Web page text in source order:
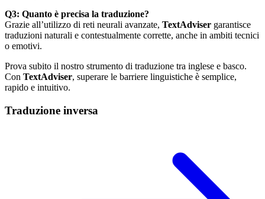
Q3: Quanto è precisa la traduzione?
Grazie all’utilizzo di reti neurali avanzate, TextAdviser garantisce
traduzioni naturali e contestualmente corrette, anche in ambiti tecnici
o emotivi.
Prova subito il nostro strumento di traduzione tra inglese e basco.
Con TextAdviser, superare le barriere linguistiche è semplice,
rapido e intuitivo.
Traduzione inversa